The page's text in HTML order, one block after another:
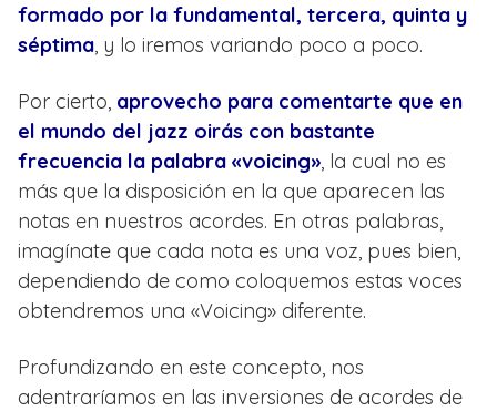
formado por la fundamental, tercera, quinta y
séptima , y lo iremos variando poco a poco.
Por cierto, aprovecho para comentarte que en
el mundo del jazz oirás con bastante
frecuencia la palabra «voicing» , la cual no es
más que la disposición en la que aparecen las
notas en nuestros acordes. En otras palabras,
imagínate que cada nota es una voz, pues bien,
dependiendo de como coloquemos estas voces
obtendremos una «Voicing» diferente.
Profundizando en este concepto, nos
adentraríamos en las inversiones de acordes de